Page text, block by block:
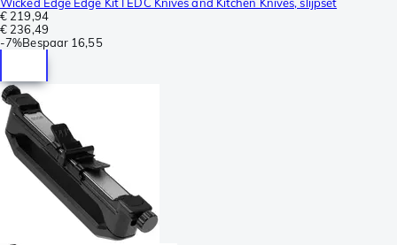
€ 219,94
€ 236,49
-7%Bespaar 16,55